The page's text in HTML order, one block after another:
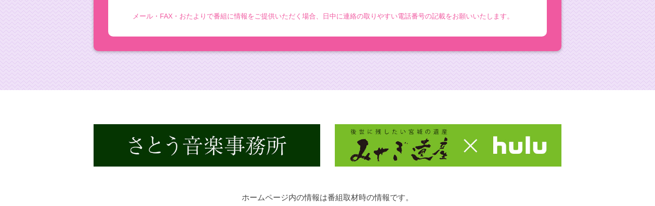
メール・FAX・おたよりで番組に情報をご提供いただく場合、日中に連絡の取りやすい電話番号の記載をお願いいたします。
ホームページ内の情報は番組取材時の情報です。